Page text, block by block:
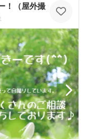
！（屋外撮影もお任せ🌟